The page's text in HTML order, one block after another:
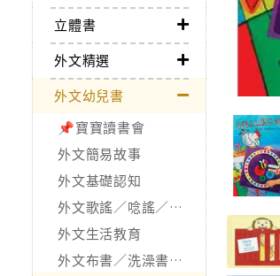
立體書
外文精選
外文幼兒書
📌寶寶讀書會
外文簡易故事
外文基礎認知
外文歌謠／唸謠／手指謠
外文生活教育
外文布書／洗澡書／觸摸書